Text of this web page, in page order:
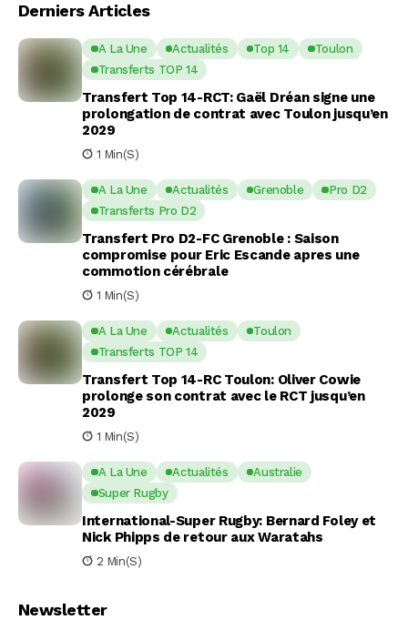
Derniers Articles
A La Une Actualités Top 14
Toulon
Transferts TOP 14
Transfert Top 14-RCT: Gaël Dréan signe une
prolongation de contrat avec Toulon jusqu’en
2029
1 Min(s)
A La Une Actualités Grenoble
Pro D2
Transferts Pro D2
Transfert Pro D2-FC Grenoble : Saison
compromise pour Eric Escande apres une
commotion cérébrale
1 Min(s)
A La Une Actualités
Toulon
Transferts TOP 14
Transfert Top 14-RC Toulon: Oliver Cowie
prolonge son contrat avec le RCT jusqu’en
2029
1 Min(s)
A La Une Actualités
Australie
Super Rugby
International-Super Rugby: Bernard Foley et
Nick Phipps de retour aux Waratahs
2 Min(s)
Newsletter